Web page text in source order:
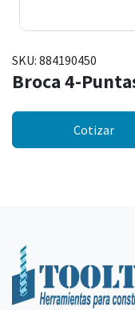
SKU: 884190450
Broca 4-
Cotizar